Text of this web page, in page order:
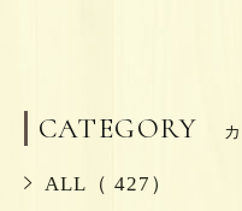
CATEGORY
ALL（ 427）